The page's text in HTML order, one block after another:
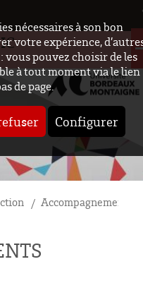
nécessaires à son bon
votre expérience,
pouvez choisir de les
à tout moment via le lien
de page.
Configurer
Accompagnements